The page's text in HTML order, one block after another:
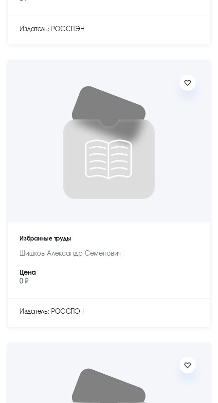
Издатель: РОССПЭН
Избранные труды
Шишков Александр Семенович
Цена
0 ₽
Издатель: РОССПЭН